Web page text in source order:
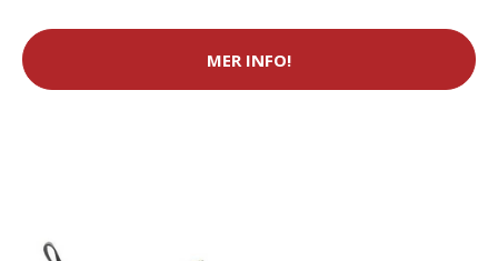
MER INFO!